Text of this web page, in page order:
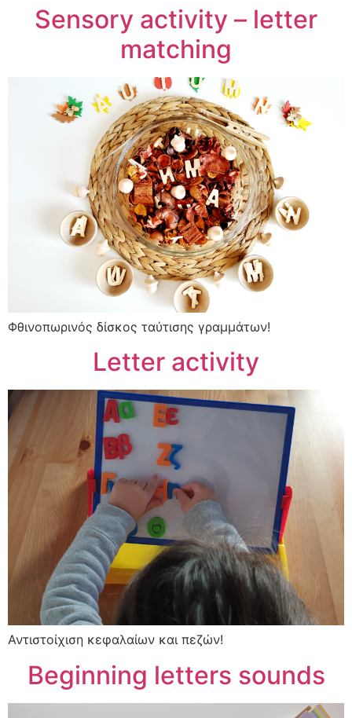
Sensory activity – letter
matching
Φθινοπωρινός δίσκος ταύτισης γραμμάτων!
Letter activity
Αντιστοίχιση κεφαλαίων και πεζών!
Beginning letters sounds